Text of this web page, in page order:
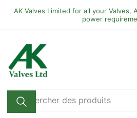
au
contenu
AK Valves Limited for all your Valves,
power
Rechercher
des
produits